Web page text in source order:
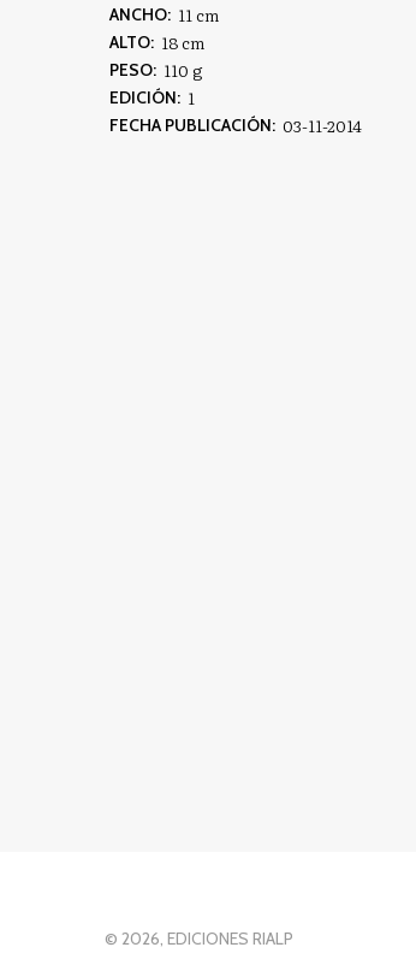
ANCHO: 11 cm
ALTO: 18 cm
PESO: 110 g
EDICIÓN: 1
FECHA PUBLICACIÓN: 03-11-2014
© 2026, EDICIONES RIALP